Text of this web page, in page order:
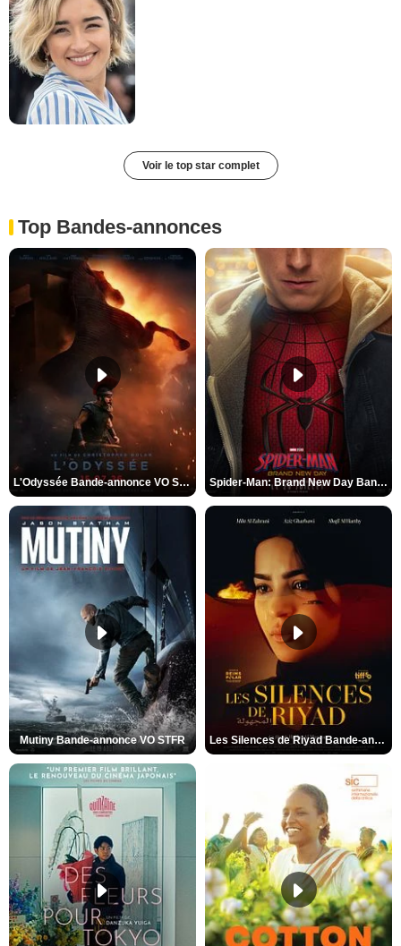
Voir le top star complet
Top Bandes-annonces
L'Odyssée Bande-annonce VO STFR Spider-Man: Brand New Day Bande-annonce VO STFR
Mutiny Bande-annonce VO STFR Les Silences de Riyad Bande-annonce VO STFR